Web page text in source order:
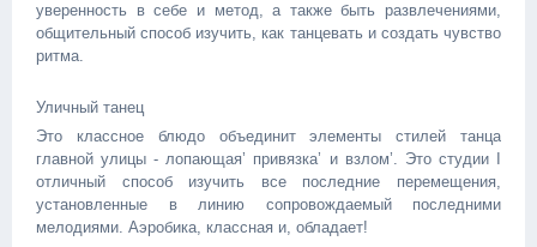
уверенность в себе и метод, а также быть развлечениями,
общительный способ изучить, как танцевать и создать чувство
ритма.
Уличный танец
Это классное блюдо объединит элементы стилей танца
главной улицы - лопающая’ привязка’ и взлом’. Это студии I
отличный способ изучить все последние перемещения,
установленные в линию сопровождаемый последними
мелодиями. Аэробика, классная и, обладает!